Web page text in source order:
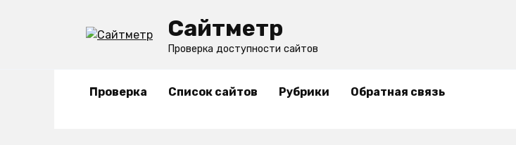
Сайтметр
Проверка доступности сайтов
Проверка Список сайтов Рубрики Обратная связь